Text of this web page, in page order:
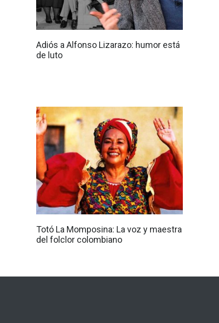
Adiós a Alfonso Lizarazo: humor está
de luto
Totó La Momposina: La voz y maestra
del folclor colombiano